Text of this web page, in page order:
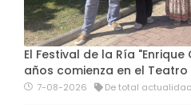
El Festival de la Ría
años comienza en el Teatro
7-08-2026 De total actualidad